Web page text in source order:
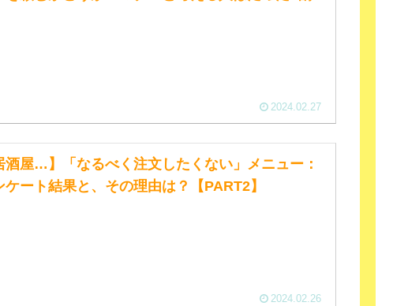
2024.02.27
酒屋…】「なるべく注文したくない」メニュー：
ケート結果と、その理由は？【PART2】
2024.02.26